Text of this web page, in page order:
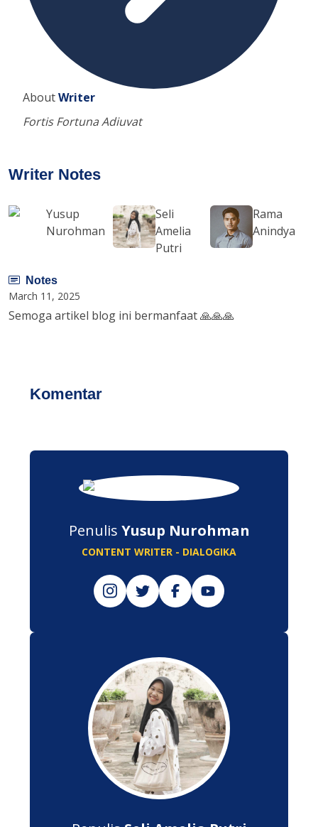
AboutWriter
Fortis Fortuna Adiuvat
Writer Notes
Yusup
Nurohman
Seli
Amelia
Putri
Rama
Anindya
Notes
March 11, 2025
Semoga artikel blog ini bermanfaat 🙏🙏🙏
Komentar
Penulis Yusup Nurohman
CONTENT WRITER - DIALOGIKA